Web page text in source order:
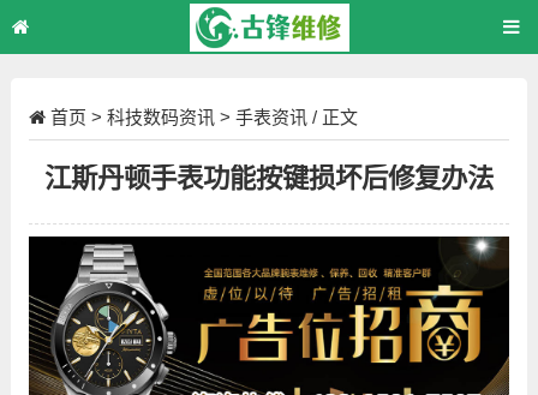
首页 > 科技数码资讯 > 手表资讯 / 正文
江斯丹顿手表功能按键损坏后修复办法